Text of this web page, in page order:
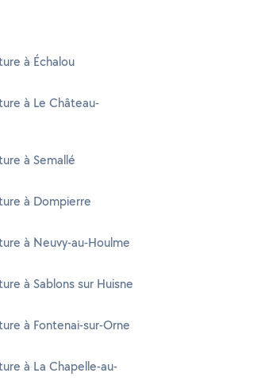
à Échalou
à Le Château-
à Semallé
à Dompierre
à Neuvy-au-Houlme
à Sablons sur Huisne
à Fontenai-sur-Orne
à La Chapelle-au-